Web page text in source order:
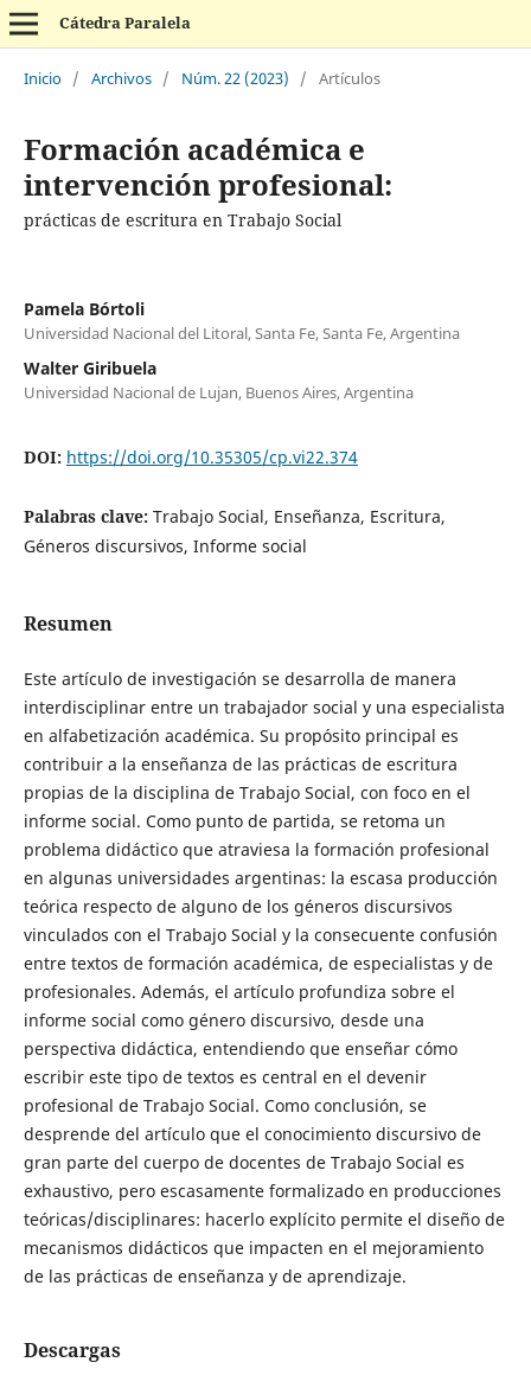
Cátedra Paralela
Inicio / Archivos / Núm. 22 (2023) / Artículos
Formación académica e
intervención profesional:
prácticas de escritura en Trabajo Social
Pamela Bórtoli
Universidad Nacional del Litoral, Santa Fe, Santa Fe, Argentina
Walter Giribuela
Universidad Nacional de Lujan, Buenos Aires, Argentina
DOI: https://doi.org/10.35305/cp.vi22.374
Palabras clave: Trabajo Social, Enseñanza, Escritura,
Géneros discursivos, Informe social
Resumen
Este artículo de investigación se desarrolla de manera
interdisciplinar entre un trabajador social y una especialista
en alfabetización académica. Su propósito principal es
contribuir a la enseñanza de las prácticas de escritura
propias de la disciplina de Trabajo Social, con foco en el
informe social. Como punto de partida, se retoma un
problema didáctico que atraviesa la formación profesional
en algunas universidades argentinas: la escasa producción
teórica respecto de alguno de los géneros discursivos
vinculados con el Trabajo Social y la consecuente confusión
entre textos de formación académica, de especialistas y de
profesionales. Además, el artículo profundiza sobre el
informe social como género discursivo, desde una
perspectiva didáctica, entendiendo que enseñar cómo
escribir este tipo de textos es central en el devenir
profesional de Trabajo Social. Como conclusión, se
desprende del artículo que el conocimiento discursivo de
gran parte del cuerpo de docentes de Trabajo Social es
exhaustivo, pero escasamente formalizado en producciones
teóricas/disciplinares: hacerlo explícito permite el diseño de
mecanismos didácticos que impacten en el mejoramiento
de las prácticas de enseñanza y de aprendizaje.
Descargas